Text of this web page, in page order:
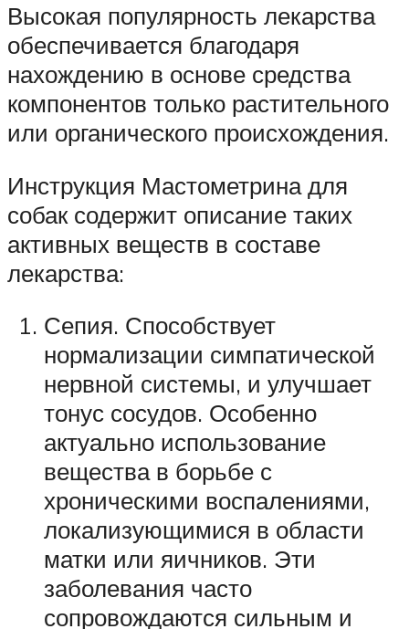
Высокая популярность лекарства
обеспечивается благодаря
нахождению в основе средства
компонентов только растительного
или органического происхождения.
Инструкция Мастометрина для
собак содержит описание таких
активных веществ в составе
лекарства:
Сепия. Способствует
нормализации симпатической
нервной системы, и улучшает
тонус сосудов. Особенно
актуально использование
вещества в борьбе с
хроническими воспалениями,
локализующимися в области
матки или яичников. Эти
заболевания часто
сопровождаются сильным и